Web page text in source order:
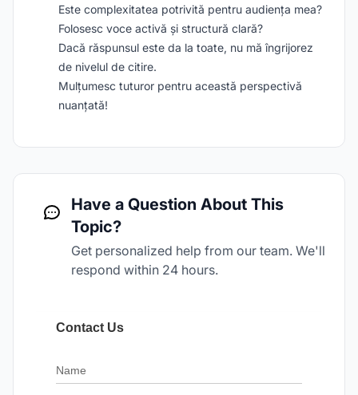
Este complexitatea potrivită pentru audiența mea?
Folosesc voce activă și structură clară?
Dacă răspunsul este da la toate, nu mă îngrijorez
de nivelul de citire.
Mulțumesc tuturor pentru această perspectivă
nuanțată!
Have a Question About This
Topic?
Get personalized help from our team. We'll
respond within 24 hours.